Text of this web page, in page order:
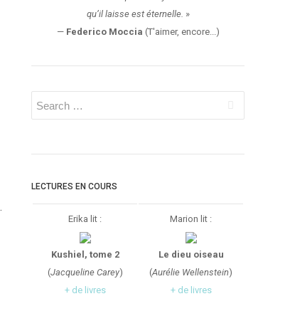
qu’il laisse est éternelle. »
— Federico Moccia (T'aimer, encore...)
LECTURES EN COURS
Erika lit :
Kushiel, tome 2
(Jacqueline Carey)
+ de livres
Marion lit :
Le dieu oiseau
(Aurélie Wellenstein)
+ de livres